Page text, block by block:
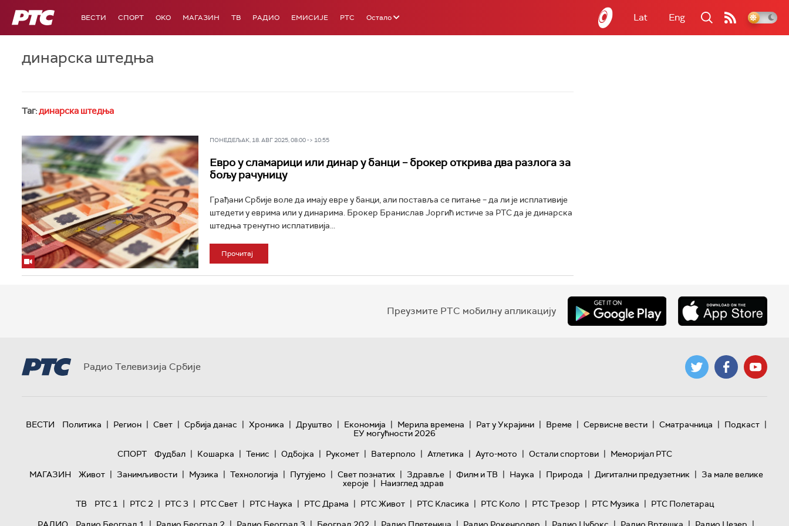
РТС ВЕСТИ СПОРТ OKO МАГАЗИН ТВ РАДИО ЕМИСИЈЕ РТС Остало Lat Eng
динарска штедња
Таг:динарска штедња
ПОНЕДЕЉАК, 18. АВГ 2025, 08:00 -> 10:55
Евро у сламарици или динар у банци – брокер открива два разлога за
бољу рачуницу
Грађани Србије воле да имају евре у банци, али поставља се питање – да ли је исплативије
штедети у еврима или у динарима. Брокер Бранислав Јоргић истиче за РТС да је динарска
штедња тренутно исплативија...
Прочитај
Преузмите РТС мобилну апликацију
Радио Телевизија Србије
ВЕСТИ Политика | Регион | Свет | Србија данас | Хроника | Друштво | Економија | Мерила времена | Рат у Украјини | Време | Сервисне вести | Сматрачница | Подкаст |
ЕУ могућности 2026
СПОРТ
Фудбал | Кошарка | Тенис | Одбојка | Рукомет | Ватерполо | Атлетика | Ауто-мото | Остали спортови | Меморијал РТС
МАГАЗИН
Живот | Занимљивости | Музика | Технологијa | Путујемо | Свет познатих | Здравље | Филм и ТВ | Наука | Природа | Дигитални предузетник | За мале велике
хероје | Наизглед здрав
ТВ
РТС 1 | РТС 2 | РТС 3 | РТС Свет | РТС Наука | РТС Драма | РТС Живот | РТС Класика | РТС Коло | РТС Трезор | РТС Музика | РТС Полетарац